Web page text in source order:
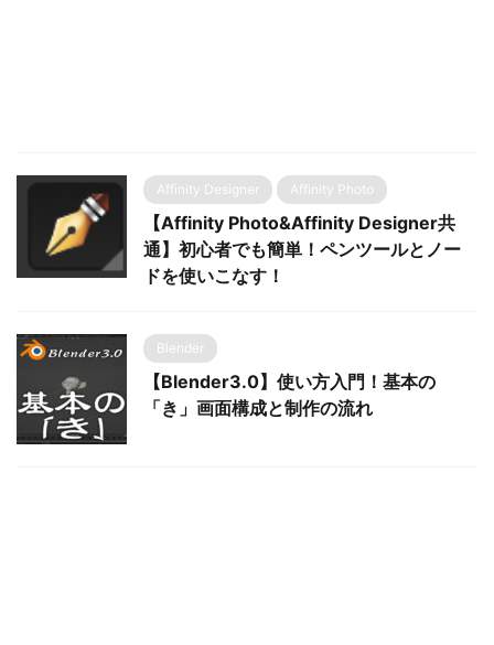
Affinity Designer Affinity Photo
【Affinity Photo&Affinity Designer共
通】初心者でも簡単！ペンツールとノー
ドを使いこなす！
Blender
【Blender3.0】使い方入門！基本の
「き」画面構成と制作の流れ